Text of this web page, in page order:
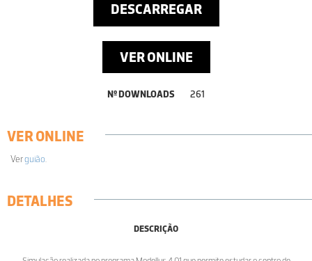
DESCARREGAR
VER ONLINE
Nº DOWNLOADS 261
VER ONLINE
Verguião.
DETALHES
DESCRIÇÃO